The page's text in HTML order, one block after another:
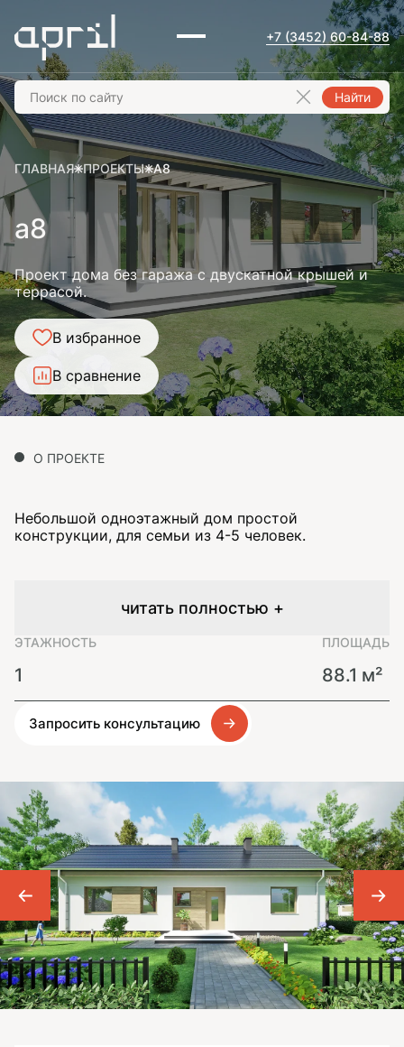
+7 (3452) 60-84-88
Найти
ГЛАВНАЯ ПРОЕКТЫ A8
a8
Проект дома без гаража с двускатной крышей и
террасой.
В избранное
В сравнение
О ПРОЕКТЕ
Небольшой одноэтажный дом простой
конструкции, для семьи из 4-5 человек.
читать полностью +
ЭТАЖНОСТЬ
1
ПЛОЩАДЬ
88.1 м²
Запросить консультацию